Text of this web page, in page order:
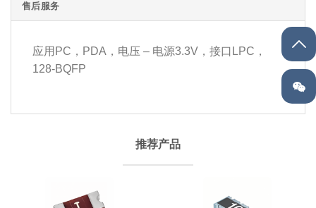
售后服务
应用PC，PDA，电压 – 电源3.3V，接口LPC，
128-BQFP
推荐产品